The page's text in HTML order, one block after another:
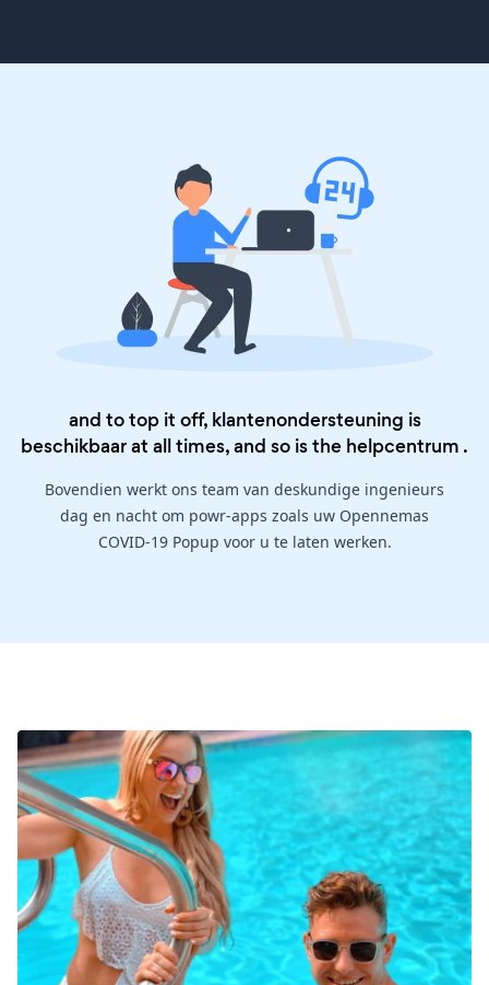
and to top it off, klantenondersteuning is
beschikbaar at all times, and so is the helpcentrum .
Bovendien werkt ons team van deskundige ingenieurs
dag en nacht om powr-apps zoals uw Opennemas
COVID-19 Popup voor u te laten werken.